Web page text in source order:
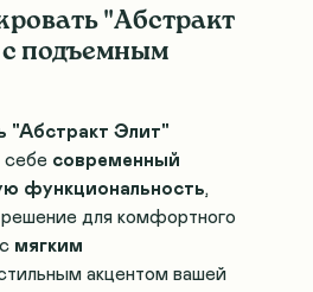
"Абстракт
с подъемным
"Абстракт Элит"
себе современный
функциональность,
для комфортного
мягким
акцентом вашей